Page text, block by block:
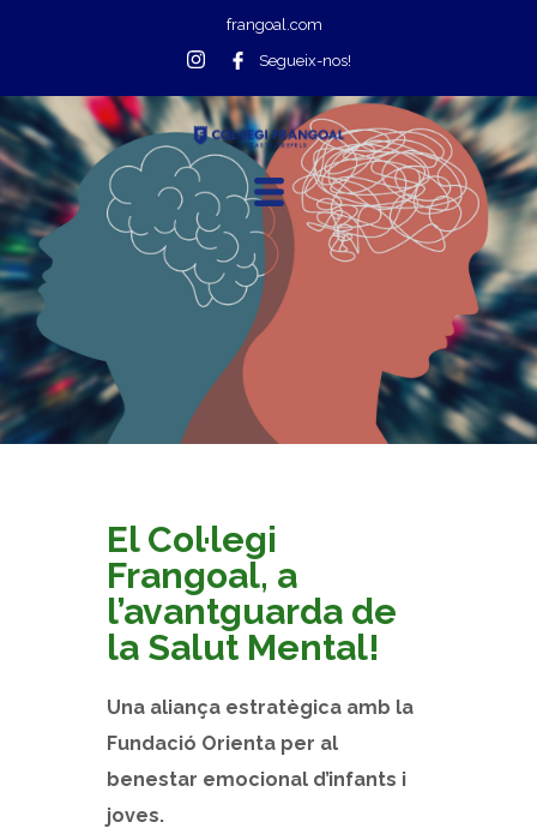
frangoal.com
Segueix-nos!
El Col·legi
Frangoal, a
l’avantguarda de
la Salut Mental!
Una aliança estratègica amb la
Fundació Orienta per al
benestar emocional d’infants i
joves.